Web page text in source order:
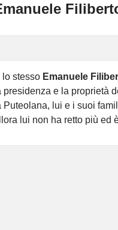
lo stesso Emanuele
presidenza e la proprietà
Puteolana, lui e i suoi
lui non ha retto più ed